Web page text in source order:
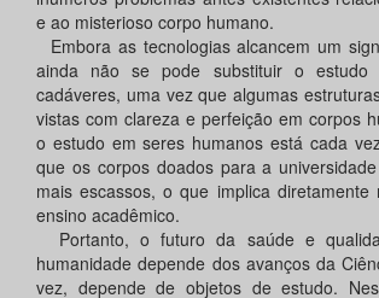
e ao misterioso corpo humano.
Embora as tecnologias alcancem um
ainda não se pode substituir o estudo
cadáveres, uma vez que algumas
vistas com clareza e perfeição em corpos
o estudo em seres humanos está cada
que os corpos doados para a
mais escassos, o que implica diretamente
ensino acadêmico.
Portanto, o futuro da saúde e
humanidade depende dos avanços da
vez, depende de objetos de estudo.